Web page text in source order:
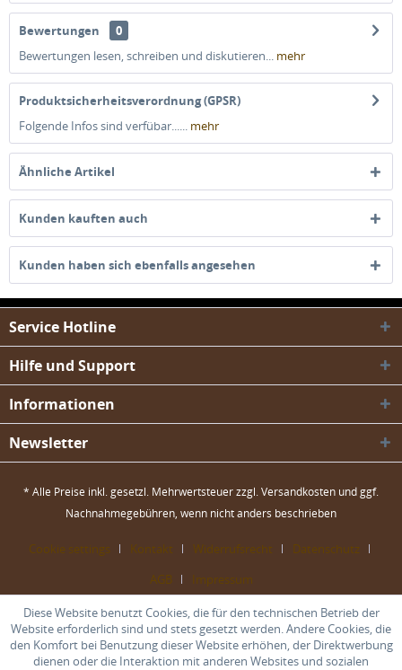
Bewertungen
0
Bewertungen lesen, schreiben und diskutieren... mehr
Produktsicherheitsverordnung (GPSR)
Folgende Infos sind verfübar...... mehr
Ähnliche Artikel
Kunden kauften auch
Kunden haben sich ebenfalls angesehen
Service Hotline
Hilfe und Support
Informationen
Newsletter
* Alle Preise inkl. gesetzl. Mehrwertsteuer zzgl.Versandkosten und ggf.
Nachnahmegebühren, wenn nicht anders beschrieben
Cookie settings Kontakt Widerrufsrecht
Datenschutz
AGB
Impressum
Diese Website benutzt Cookies, die für den technischen Betrieb der
Website erforderlich sind und stets gesetzt werden. Andere Cookies, die
den Komfort bei Benutzung dieser Website erhöhen, der Direktwerbung
dienen oder die Interaktion mit anderen Websites und sozialen